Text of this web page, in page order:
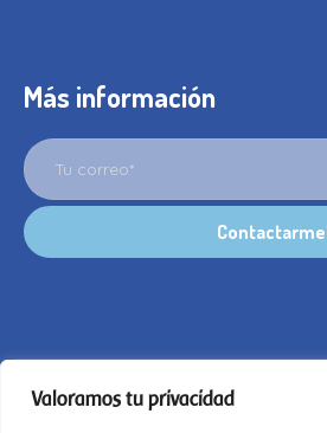
Valoramos tu privacidad
Más información